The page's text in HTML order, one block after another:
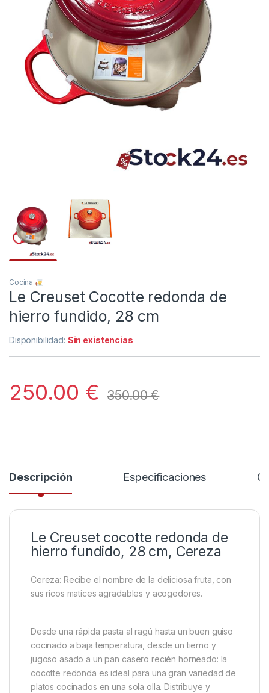
Cocina
Le Creuset Cocotte redonda de
hierro fundido, 28 cm
Disponibilidad: Sin existencias
250.00 € 350.00€
Descripción Especificaciones
Le Creuset cocotte redonda de
hierro fundido, 28 cm, Cereza
Cereza: Recibe el nombre de la deliciosa fruta, con
sus ricos matices agradables y acogedores.
Desde una rápida pasta al ragú hasta un buen guiso
cocinado a baja temperatura, desde un tierno y
jugoso asado a un pan casero recién horneado: la
cocotte redonda es ideal para una gran variedad de
platos cocinados en una sola olla. Distribuye y